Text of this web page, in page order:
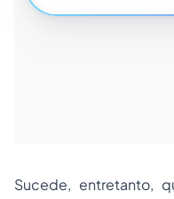
Sucede, entretanto,